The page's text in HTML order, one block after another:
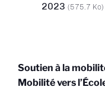
2023 (575.7 Ko)
Soutien à la
Mobilité vers